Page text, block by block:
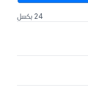
24 بكسل